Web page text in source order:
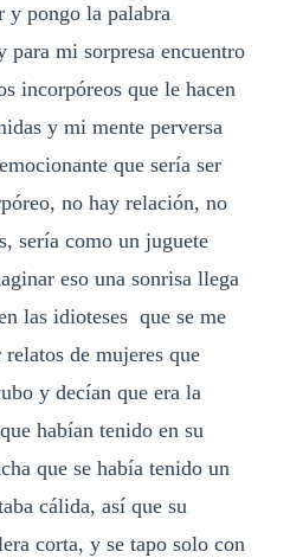
y pongo la palabra
mi sorpresa encuentro
incorpóreos que le hacen
y mi mente perversa
que sería ser
no hay relación, no
sería como un juguete
eso una sonrisa llega
las idioteses que se me
de mujeres que
y decían que era la
habían tenido en su
que se había tenido un
cálida, así que su
corta, y se tapo solo con